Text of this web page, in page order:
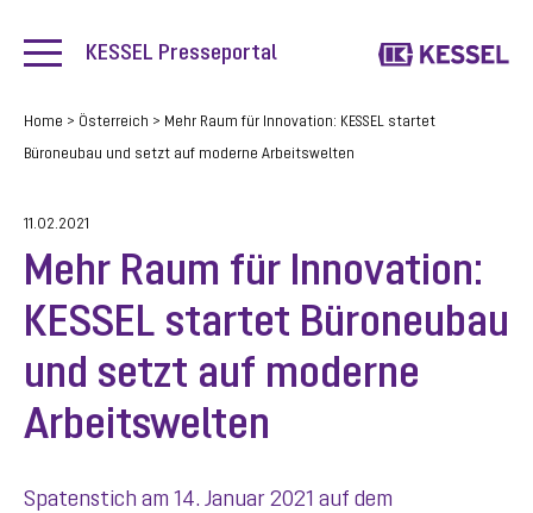
KESSEL Presseportal
Home > Österreich > Mehr Raum für Innovation: KESSEL startet
Büroneubau und setzt auf moderne Arbeitswelten
11.02.2021
Mehr Raum für Innovation:
KESSEL startet Büroneubau
und setzt auf moderne
Arbeitswelten
Spatenstich am 14. Januar 2021 auf dem